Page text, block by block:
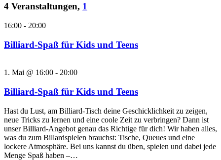
4 Veranstaltungen, 1
16:00 - 20:00
Billiard-Spaß für Kids und Teens
1. Mai @ 16:00 - 20:00
Billiard-Spaß für Kids und Teens
Hast du Lust, am Billiard-Tisch deine Geschicklichkeit zu zeigen,
neue Tricks zu lernen und eine coole Zeit zu verbringen? Dann ist
unser Billiard-Angebot genau das Richtige für dich! Wir haben alles,
was du zum Billardspielen brauchst: Tische, Queues und eine
lockere Atmosphäre. Bei uns kannst du üben, spielen und dabei jede
Menge Spaß haben –…